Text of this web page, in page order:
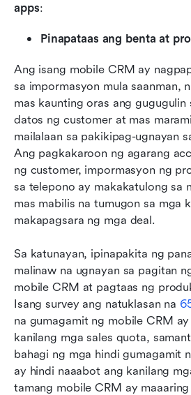
apps:
Pinapataas ang benta at
Ang isang mobile CRM ay
sa impormasyon mula saanman,
mas kaunting oras ang gugugulin
datos ng customer at mas
mailalaan sa pakikipag-ugnayan
Ang pagkakaroon ng agarang
ng customer, impormasyon ng
sa telepono ay makakatulong sa
mas mabilis na tumugon sa mga
makapagsara ng mga deal.
Sa katunayan, ipinapakita ng
malinaw na ugnayan sa pagitan
mobile CRM at pagtaas ng
Isang survey ang natuklasan na
na gumagamit ng mobile CRM
kanilang mga sales quota,
bahagi ng mga hindi gumagamit
ay hindi naaabot ang kanilang
tamang mobile CRM ay